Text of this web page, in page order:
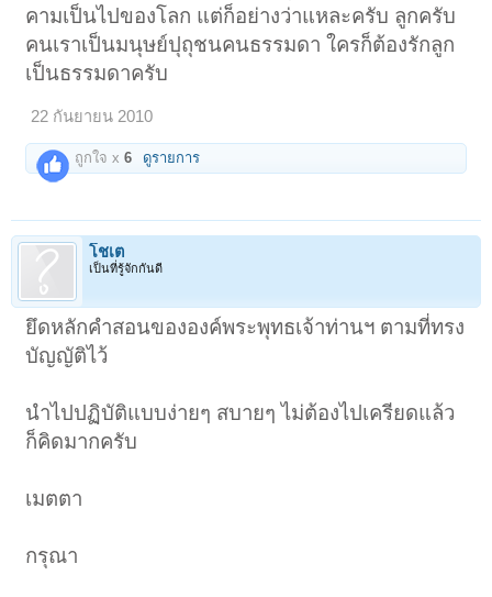
เรื่องการปล่อยวางนั้น มีคำโต้เถียงกันมากมาย บ้างว่าคนที่ปล่อยวาง มองดู
คนที่ตกทุกข์ได้ยากนั้น
เป็นคนที่แส่ ชอบยุ่งเรื่องของคนอื่น
คำว่า “ อุเบกขา “ หรือการปล่อยวาง วันนี้ก็เลยขอนำเรื่องนี้มาเขียนให้อ่าน
กัน..นะคะ
อุเปกษา แปลว่า การวางเฉย การวางใจเป็นกลาง
ส่วนความหมายของ
ไม่โอนเอียงเข้าข้างไปทางใดทางหนึ่ง เช่น เพราะชัง เพราะรัก เพราะกลัว
เพราะหลง เป็นต้น
ไม่ดีใจเสียใจจนเกินเหตุ กล่าวคือ มีพรหมวิหารสี่ เมตตา กรุณา มุทิตา และ
อุเบกขา นั่นเอง
“ อุเบกขา “ต่างกับ
เหลือ ทั้ง ๆ ที่สามารถช่วยได้ เรียกว่าใครจะทุกข์จะสุขอย่างไร ฉันไม่สนใจ
แม้ว่าจะช่วยได้ก็ไม่คิดช่วย
หรือเมินเฉย
ใช้คำว่า ตุณฺหี (อ่านว่า ตุณฮี) หรือ ตุณฺหีภาวะ ทั้งสองคำนี้ แปลว่า นิ่งเฉย
ในความเป็นจริง อารมณ์กลาง ๆ ไม่ยินดียินร้ายนั้น มีอยู่ในตัวของเราเป็น
ปกติอยู่แล้ว
คามเป็นไปของโลก แต่ก็อย่างว่าแหละครับ ลูกครับ
คนเราเป็นมนุษย์ปุถุชนคนธรรมดา ใครก็ต้องรักลูก
เป็นธรรมดาครับ
22 กันยายน 2010
ถูกใจ x6 ดูรายการ
โชเต
เป็นที่รู้จักกันดี
ยึดหลักคำสอนขององค์พระพุทธเจ้าท่านฯ ตามที่ทรง
บัญญัติไว้
นำไปปฏิบัติแบบง่ายๆ สบายๆ ไม่ต้องไปเครียดแล้ว
ก็คิดมากครับ
เมตตา
กรุณา